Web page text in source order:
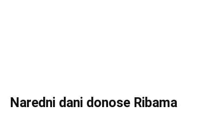
Naredni dani donose Ribama